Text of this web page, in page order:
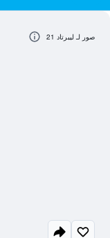
صور لـ ليبرتاد 21